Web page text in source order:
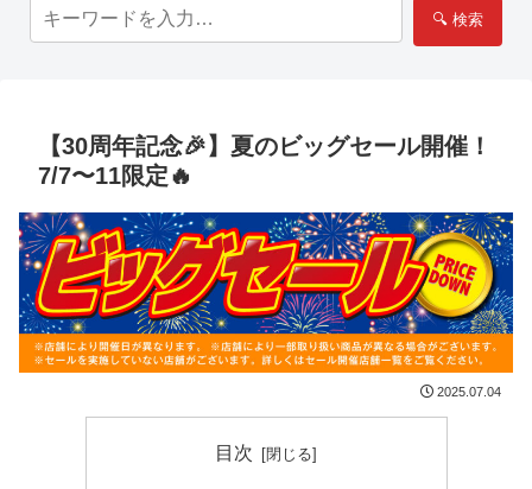
🔍 検索
【30周年記念🎉】夏のビッグセール開催！
7/7〜11限定🔥
2025.07.04
目次